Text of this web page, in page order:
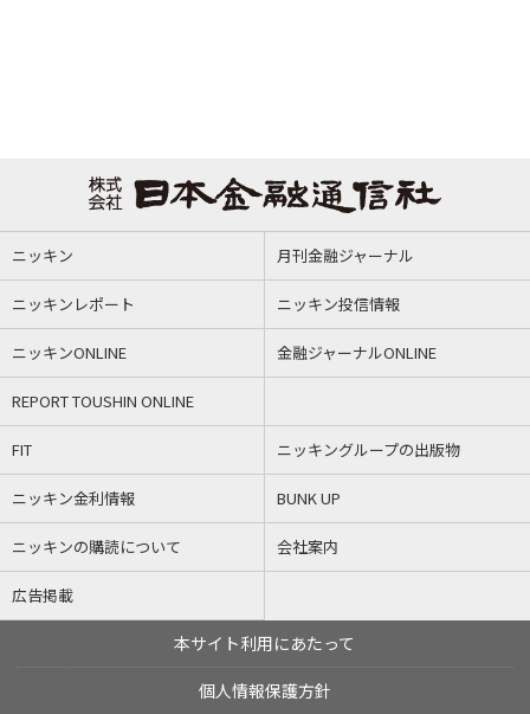
ニッキン 月刊金融ジャーナル
ニッキンレポート ニッキン投信情報
ニッキンONLINE 金融ジャーナルONLINE
REPORT TOUSHIN ONLINE
FIT ニッキングループの出版物
ニッキン金利情報 BUNK UP
ニッキンの購読について 会社案内
広告掲載
本サイト利用にあたって
個人情報保護方針